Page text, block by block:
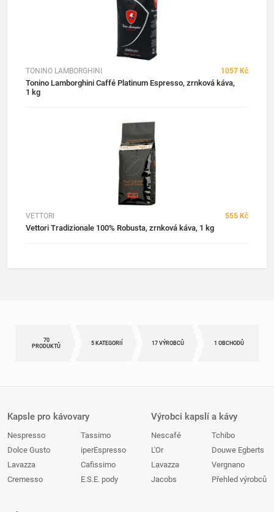
TONINO LAMBORGHINI 1057 Kč
Tonino Lamborghini Caffé Platinum Espresso, zrnková káva,
1 kg
VETTORI 555 Kč
Vettori Tradizionale 100% Robusta, zrnková káva, 1 kg
70
PRODUKTŮ
5 KATEGORIÍ 17 VÝROBCŮ 1 OBCHODŮ
Kapsle pro kávovary
Nespresso
Dolce Gusto
Lavazza
Cremesso
Tassimo
iperEspresso
Cafissimo
E.S.E. pody
Výrobci kapslí a kávy
Nescafé
L'Or
Lavazza
Jacobs
Tchibo
Douwe Egberts
Vergnano
Přehled výrobců